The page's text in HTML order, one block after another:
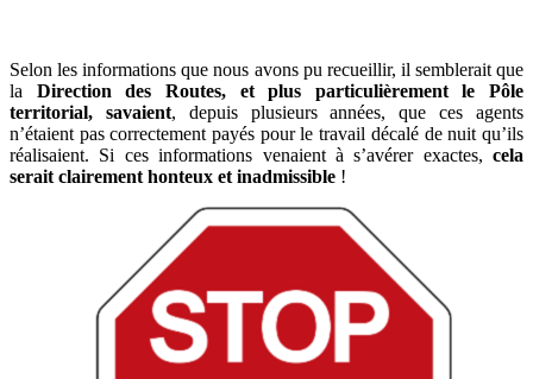
Selon les informations que nous avons pu recueillir, il semblerait que
la Direction des Routes, et plus particulièrement le Pôle
territorial, savaient, depuis plusieurs années, que ces agents
n’étaient pas correctement payés pour le travail décalé de nuit qu’ils
réalisaient. Si ces informations venaient à s’avérer exactes, cela
serait clairement honteux et inadmissible !